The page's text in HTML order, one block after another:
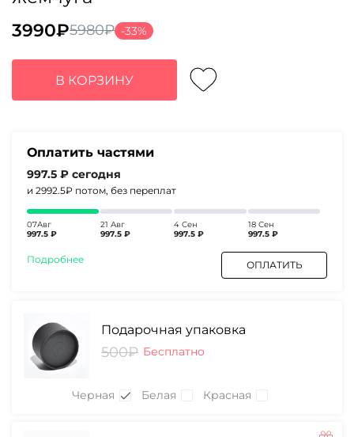
5980₽
Первоначальная
цена
составляла
5980₽.
3990₽
Текущая
цена:
3990₽.
-33%
В КОРЗИНУ
Оплатить частями
997.5 ₽ сегодня
и 2992.5₽ потом, без переплат
07Авг
997.5 ₽
21 Авг
997.5 ₽
4 Сен
997.5 ₽
18 Сен
997.5 ₽
Подробнее ОПЛАТИТЬ
Подарочная упаковка
500₽ Бесплатно
Черная Белая Красная